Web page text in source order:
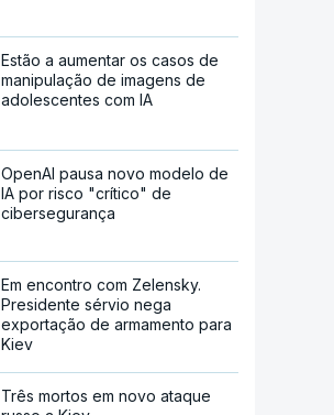
Estão a aumentar os casos de
manipulação de imagens de
adolescentes com IA
OpenAI pausa novo modelo de
IA por risco "crítico" de
cibersegurança
Em encontro com Zelensky.
Presidente sérvio nega
exportação de armamento para
Kiev
Três mortos em novo ataque